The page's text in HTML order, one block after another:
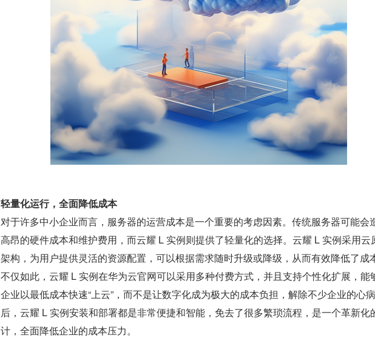
轻量化运行，全面降低成本
对于许多中小企业而言，服务器的运营成本是一个重要的考虑因素。传统服务器可能会
高昂的硬件成本和维护费用，而云耀 L 实例则提供了轻量化的选择。云耀 L 实例采用云
架构，为用户提供灵活的资源配置，可以根据需求随时升级或降级，从而有效降低了成
不仅如此，云耀 L 实例在华为云官网可以采用多种付费方式，并且支持个性化扩展，能
企业以最低成本快速“上云”，而不是让数字化成为极大的成本负担，解除不少企业的心
后，云耀 L 实例安装和部署都是非常便捷和智能，免去了很多繁琐流程，是一个革新化
计，全面降低企业的成本压力。